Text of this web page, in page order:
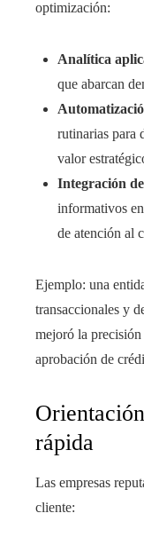
optimización:
Analítica
que abarcan
rutinarias para
valor
Integración
informativos
de atención al
Ejemplo: una
transaccionales y
mejoró la
aprobación de
rápida
Las empresas
cliente: